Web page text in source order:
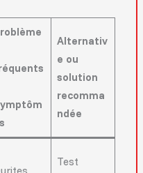
Alternativ
e ou
solution
recomma
ndée
Test